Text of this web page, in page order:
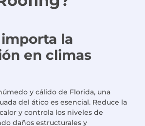
la
en climas
y cálido de Florida, una
del ático es esencial. Reduce la
y controla los niveles de
daños estructurales y